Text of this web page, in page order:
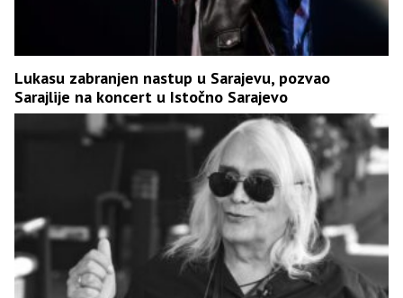
Lukasu zabranjen nastup u Sarajevu, pozvao
Sarajlije na koncert u Istočno Sarajevo